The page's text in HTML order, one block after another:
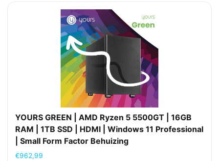
YOURS GREEN | AMD Ryzen 5 5500GT | 16GB
RAM | 1TB SSD | HDMI | Windows 11 Professional
| Small Form Factor Behuizing
€962,99